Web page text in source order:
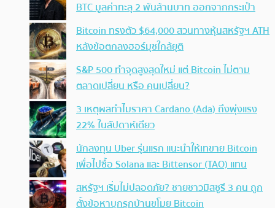
BTC มูลค่าทะลุ 2 พันล้านบาท ออกจากกระเป๋า
Bitcoin ทรงตัว $64,000 สวนทางหุ้นสหรัฐฯ ATH
หลังข้อตกลงฮอร์มุซใกล้ยุติ
S&P 500 ทำจุดสูงสุดใหม่ แต่ Bitcoin ไม่ตาม
ตลาดเปลี่ยน หรือ คนเปลี่ยน?
3 เหตุผลทำไมราคา Cardano (Ada) ถึงพุ่งแรง
22% ในสัปดาห์เดียว
นักลงทุน Uber รุ่นแรก แนะนำให้เทขาย Bitcoin
เพื่อไปซื้อ Solana และ Bittensor (TAO) แทน
สหรัฐฯ เริ่มไม่ปลอดภัย? ชายชาวมิสซูรี 3 คน ถูก
ตั้งข้อหาบุกรุกบ้านขโมย Bitcoin